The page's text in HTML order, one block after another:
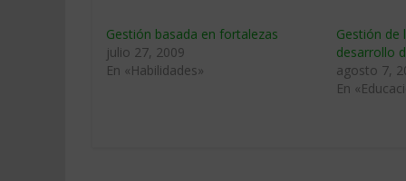
Gestión basada en fortalezas
julio 27, 2009
En «Habilidades»
Gestión de
desarrollo
agosto 7,
En